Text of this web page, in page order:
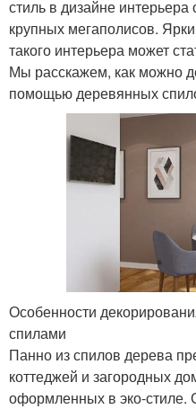
стиль в дизайне
крупных мегаполисов.
такого интерьера может
Мы расскажем, как можно
помощью деревянных
Особенности
спилами
Панно из спилов дерева
коттеджей и загородных
оформленных в эко-стиле.